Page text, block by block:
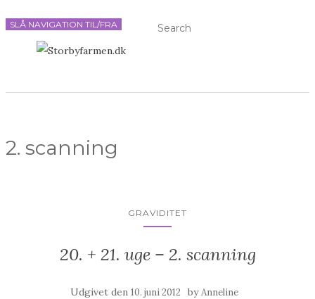
SLÅ NAVIGATION TIL/FRA
2. scanning
GRAVIDITET
20. + 21. uge – 2. scanning
Udgivet den 10. juni 2012 byAnneline